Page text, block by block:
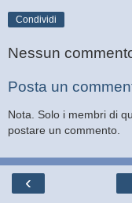
Condividi
Nessun
Posta un
Nota. Solo i membri di
postare un commento.
‹